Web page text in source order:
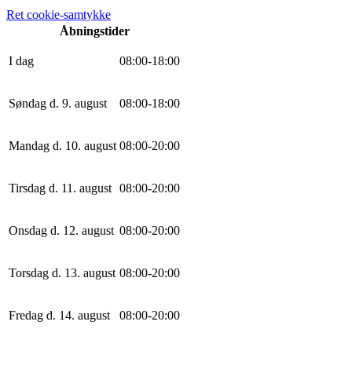
Ret cookie-samtykke
Åbningstider
I dag 08:00-18:00
Søndag d. 9. august 08:00-18:00
Mandag d. 10. august 08:00-20:00
Tirsdag d. 11. august 08:00-20:00
Onsdag d. 12. august 08:00-20:00
Torsdag d. 13. august 08:00-20:00
Fredag d. 14. august 08:00-20:00